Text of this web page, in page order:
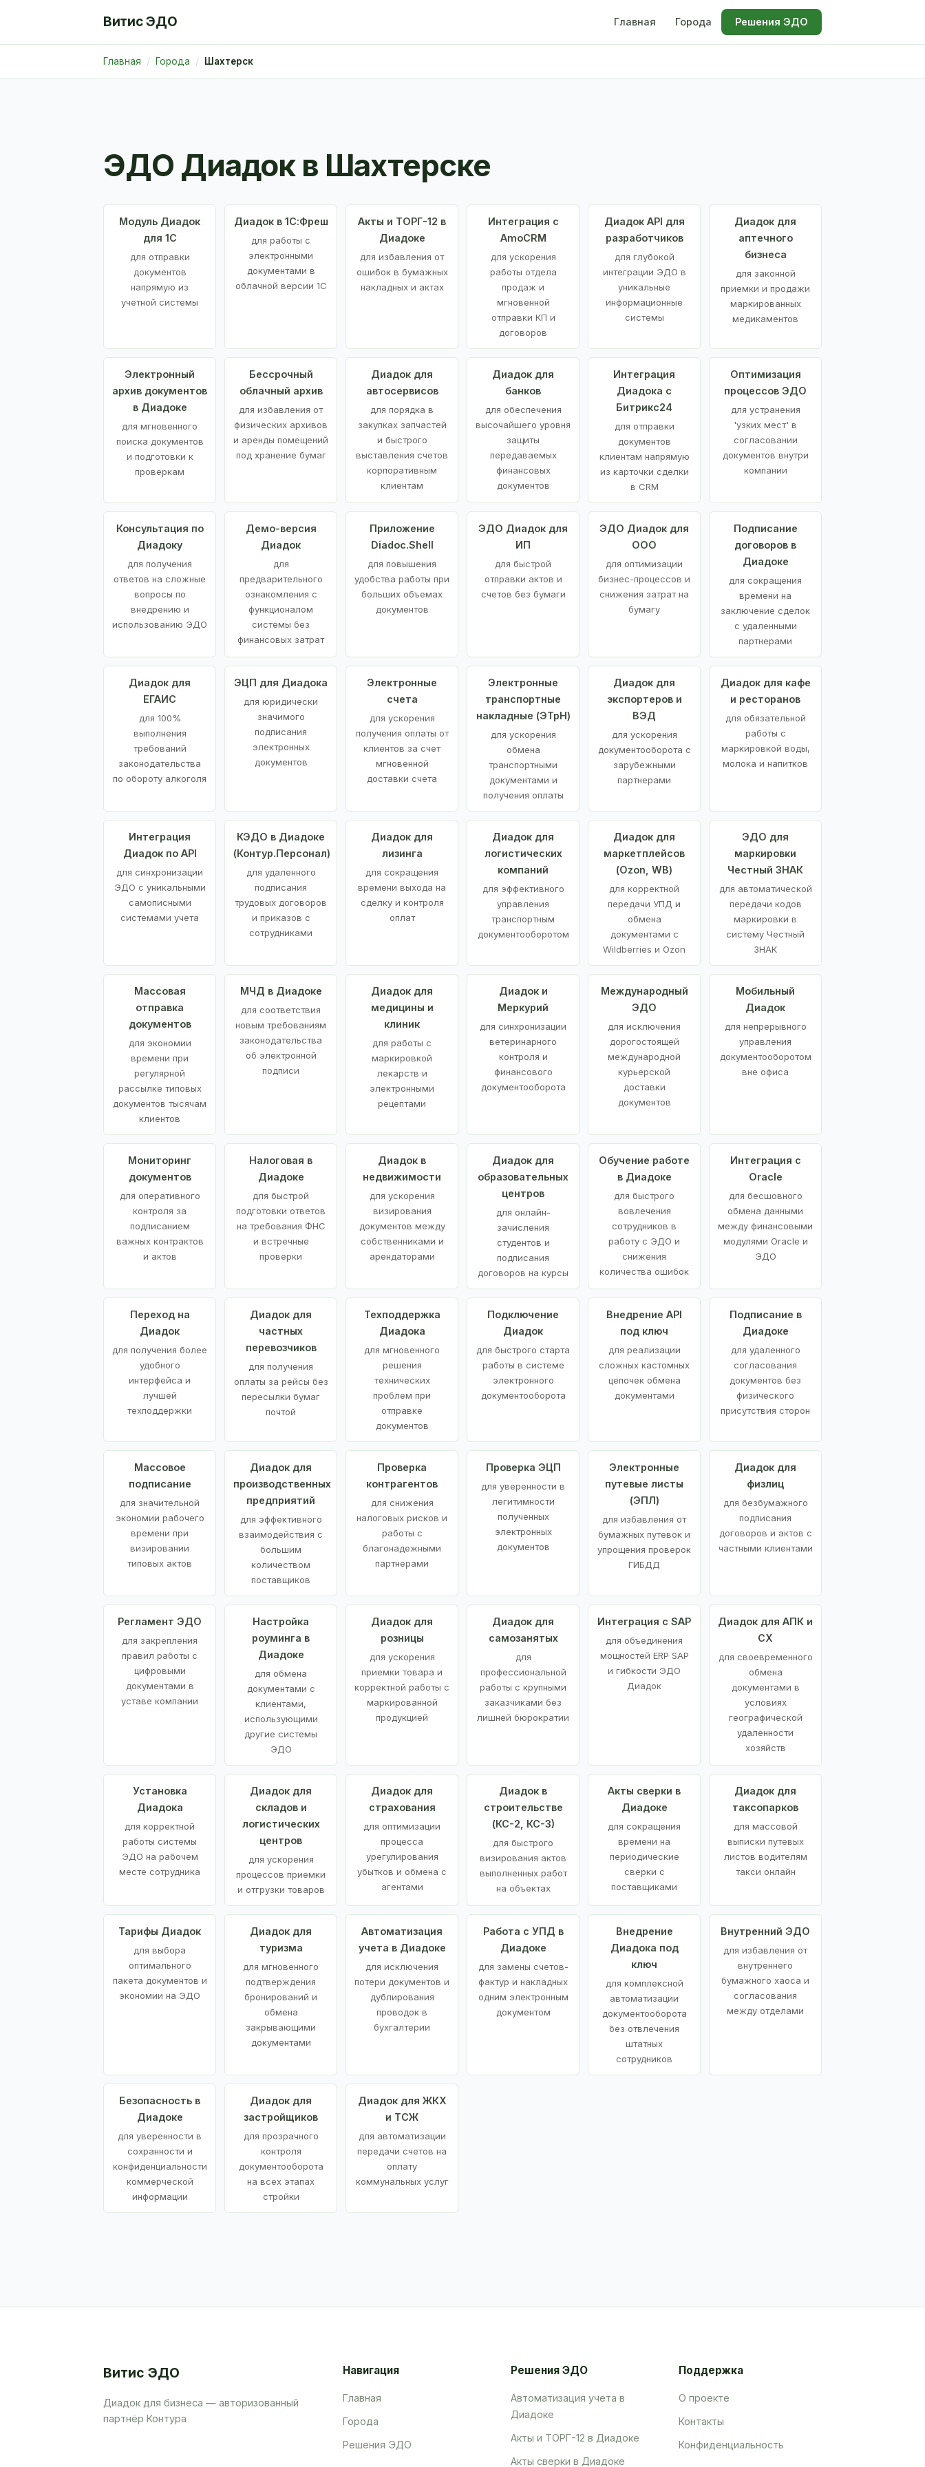
Витис ЭДО Главная Города Решения ЭДО
Главная Города Шахтерск
ЭДО Диадок в Шахтерске
Модуль Диадок
для 1С
для отправки
документов
напрямую из
учетной системы
Диадок в 1С:Фреш
для работы с
электронными
документами в
облачной версии 1С
Акты и ТОРГ-12 в
Диадоке
для избавления от
ошибок в бумажных
накладных и актах
Интеграция с
AmoCRM
для ускорения
работы отдела
продаж и
мгновенной
отправки КП и
договоров
Диадок API для
разработчиков
для глубокой
интеграции ЭДО в
уникальные
информационные
системы
Диадок для
аптечного
бизнеса
для законной
приемки и продажи
маркированных
медикаментов
Электронный
архив документов
в Диадоке
для мгновенного
поиска документов
и подготовки к
проверкам
Бессрочный
облачный архив
для избавления от
физических архивов
и аренды помещений
под хранение бумаг
Диадок для
автосервисов
для порядка в
закупках запчастей
и быстрого
выставления счетов
корпоративным
клиентам
Диадок для
банков
для обеспечения
высочайшего уровня
защиты
передаваемых
финансовых
документов
Интеграция
Диадока с
Битрикс24
для отправки
документов
клиентам напрямую
из карточки сделки
в CRM
Оптимизация
процессов ЭДО
для устранения
'узких мест' в
согласовании
документов внутри
компании
Консультация по
Диадоку
для получения
ответов на сложные
вопросы по
внедрению и
использованию ЭДО
Демо-версия
Диадок
для
предварительного
ознакомления с
функционалом
системы без
финансовых затрат
Приложение
Diadoc.Shell
для повышения
удобства работы при
больших объемах
документов
ЭДО Диадок для
ИП
для быстрой
отправки актов и
счетов без бумаги
ЭДО Диадок для
ООО
для оптимизации
бизнес-процессов и
снижения затрат на
бумагу
Подписание
договоров в
Диадоке
для сокращения
времени на
заключение сделок
с удаленными
партнерами
Диадок для
ЕГАИС
для 100%
выполнения
требований
законодательства
по обороту алкоголя
ЭЦП для Диадока
для юридически
значимого
подписания
электронных
документов
Электронные
счета
для ускорения
получения оплаты от
клиентов за счет
мгновенной
доставки счета
Электронные
транспортные
накладные (ЭТрН)
для ускорения
обмена
транспортными
документами и
получения оплаты
Диадок для
экспортеров и
ВЭД
для ускорения
документооборота с
зарубежными
партнерами
Диадок для кафе
и ресторанов
для обязательной
работы с
маркировкой воды,
молока и напитков
Интеграция
Диадок по API
для синхронизации
ЭДО с уникальными
самописными
системами учета
КЭДО в Диадоке
(Контур.Персонал)
для удаленного
подписания
трудовых договоров
и приказов с
сотрудниками
Диадок для
лизинга
для сокращения
времени выхода на
сделку и контроля
оплат
Диадок для
логистических
компаний
для эффективного
управления
транспортным
документооборотом
Диадок для
маркетплейсов
(Ozon, WB)
для корректной
передачи УПД и
обмена
документами с
Wildberries и Ozon
ЭДО для
маркировки
Честный ЗНАК
для автоматической
передачи кодов
маркировки в
систему Честный
ЗНАК
Массовая
отправка
документов
для экономии
времени при
регулярной
рассылке типовых
документов тысячам
клиентов
МЧД в Диадоке
для соответствия
новым требованиям
законодательства
об электронной
подписи
Диадок для
медицины и
клиник
для работы с
маркировкой
лекарств и
электронными
рецептами
Диадок и
Меркурий
для синхронизации
ветеринарного
контроля и
финансового
документооборота
Международный
ЭДО
для исключения
дорогостоящей
международной
курьерской
доставки
документов
Мобильный
Диадок
для непрерывного
управления
документооборотом
вне офиса
Мониторинг
документов
для оперативного
контроля за
подписанием
важных контрактов
и актов
Налоговая в
Диадоке
для быстрой
подготовки ответов
на требования ФНС
и встречные
проверки
Диадок в
недвижимости
для ускорения
визирования
документов между
собственниками и
арендаторами
Диадок для
образовательных
центров
для онлайн-
зачисления
студентов и
подписания
договоров на курсы
Обучение работе
в Диадоке
для быстрого
вовлечения
сотрудников в
работу с ЭДО и
снижения
количества ошибок
Интеграция с
Oracle
для бесшовного
обмена данными
между финансовыми
модулями Oracle и
ЭДО
Переход на
Диадок
для получения более
удобного
интерфейса и
лучшей
техподдержки
Диадок для
частных
перевозчиков
для получения
оплаты за рейсы без
пересылки бумаг
почтой
Техподдержка
Диадока
для мгновенного
решения
технических
проблем при
отправке
документов
Подключение
Диадок
для быстрого старта
работы в системе
электронного
документооборота
Внедрение API
под ключ
для реализации
сложных кастомных
цепочек обмена
документами
Подписание в
Диадоке
для удаленного
согласования
документов без
физического
присутствия сторон
Массовое
подписание
для значительной
экономии рабочего
времени при
визировании
типовых актов
Диадок для
производственных
предприятий
для эффективного
взаимодействия с
большим
количеством
поставщиков
Проверка
контрагентов
для снижения
налоговых рисков и
работы с
благонадежными
партнерами
Проверка ЭЦП
для уверенности в
легитимности
полученных
электронных
документов
Электронные
путевые листы
(ЭПЛ)
для избавления от
бумажных путевок и
упрощения проверок
ГИБДД
Диадок для
физлиц
для безбумажного
подписания
договоров и актов с
частными клиентами
Регламент ЭДО
для закрепления
правил работы с
цифровыми
документами в
уставе компании
Настройка
роуминга в
Диадоке
для обмена
документами с
клиентами,
использующими
другие системы
ЭДО
Диадок для
розницы
для ускорения
приемки товара и
корректной работы с
маркированной
продукцией
Диадок для
самозанятых
для
профессиональной
работы с крупными
заказчиками без
лишней бюрократии
Интеграция с SAP
для объединения
мощностей ERP SAP
и гибкости ЭДО
Диадок
Диадок для АПК и
СХ
для своевременного
обмена
документами в
условиях
географической
удаленности
хозяйств
Установка
Диадока
для корректной
работы системы
ЭДО на рабочем
месте сотрудника
Диадок для
складов и
логистических
центров
для ускорения
процессов приемки
и отгрузки товаров
Диадок для
страхования
для оптимизации
процесса
урегулирования
убытков и обмена с
агентами
Диадок в
строительстве
(КС-2, КС-3)
для быстрого
визирования актов
выполненных работ
на объектах
Акты сверки в
Диадоке
для сокращения
времени на
периодические
сверки с
поставщиками
Диадок для
таксопарков
для массовой
выписки путевых
листов водителям
такси онлайн
Тарифы Диадок
для выбора
оптимального
пакета документов и
экономии на ЭДО
Диадок для
туризма
для мгновенного
подтверждения
бронирований и
обмена
закрывающими
документами
Автоматизация
учета в Диадоке
для исключения
потери документов и
дублирования
проводок в
бухгалтерии
Работа с УПД в
Диадоке
для замены счетов-
фактур и накладных
одним электронным
документом
Внедрение
Диадока под
ключ
для комплексной
автоматизации
документооборота
без отвлечения
штатных
сотрудников
Внутренний ЭДО
для избавления от
внутреннего
бумажного хаоса и
согласования
между отделами
Безопасность в
Диадоке
для уверенности в
сохранности и
конфиденциальности
коммерческой
информации
Диадок для
застройщиков
для прозрачного
контроля
документооборота
на всех этапах
стройки
Диадок для ЖКХ
и ТСЖ
для автоматизации
передачи счетов на
оплату
коммунальных услуг
Витис ЭДО
Диадок для бизнеса — авторизованный
партнёр Контура
Навигация
Главная
Города
Решения ЭДО
Решения ЭДО
Автоматизация учета в
Диадоке
Акты и ТОРГ-12 в Диадоке
Акты сверки в Диадоке
Поддержка
О проекте
Контакты
Конфиденциальность